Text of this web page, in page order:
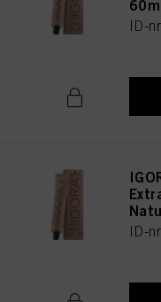
60ml
ID-
ID-